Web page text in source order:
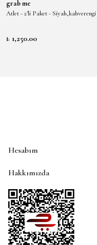
grab me
Atlet - 2'li Paket - Siyah,kahverengi
₺ 1,250.00
Hesabım
Hakkımızda